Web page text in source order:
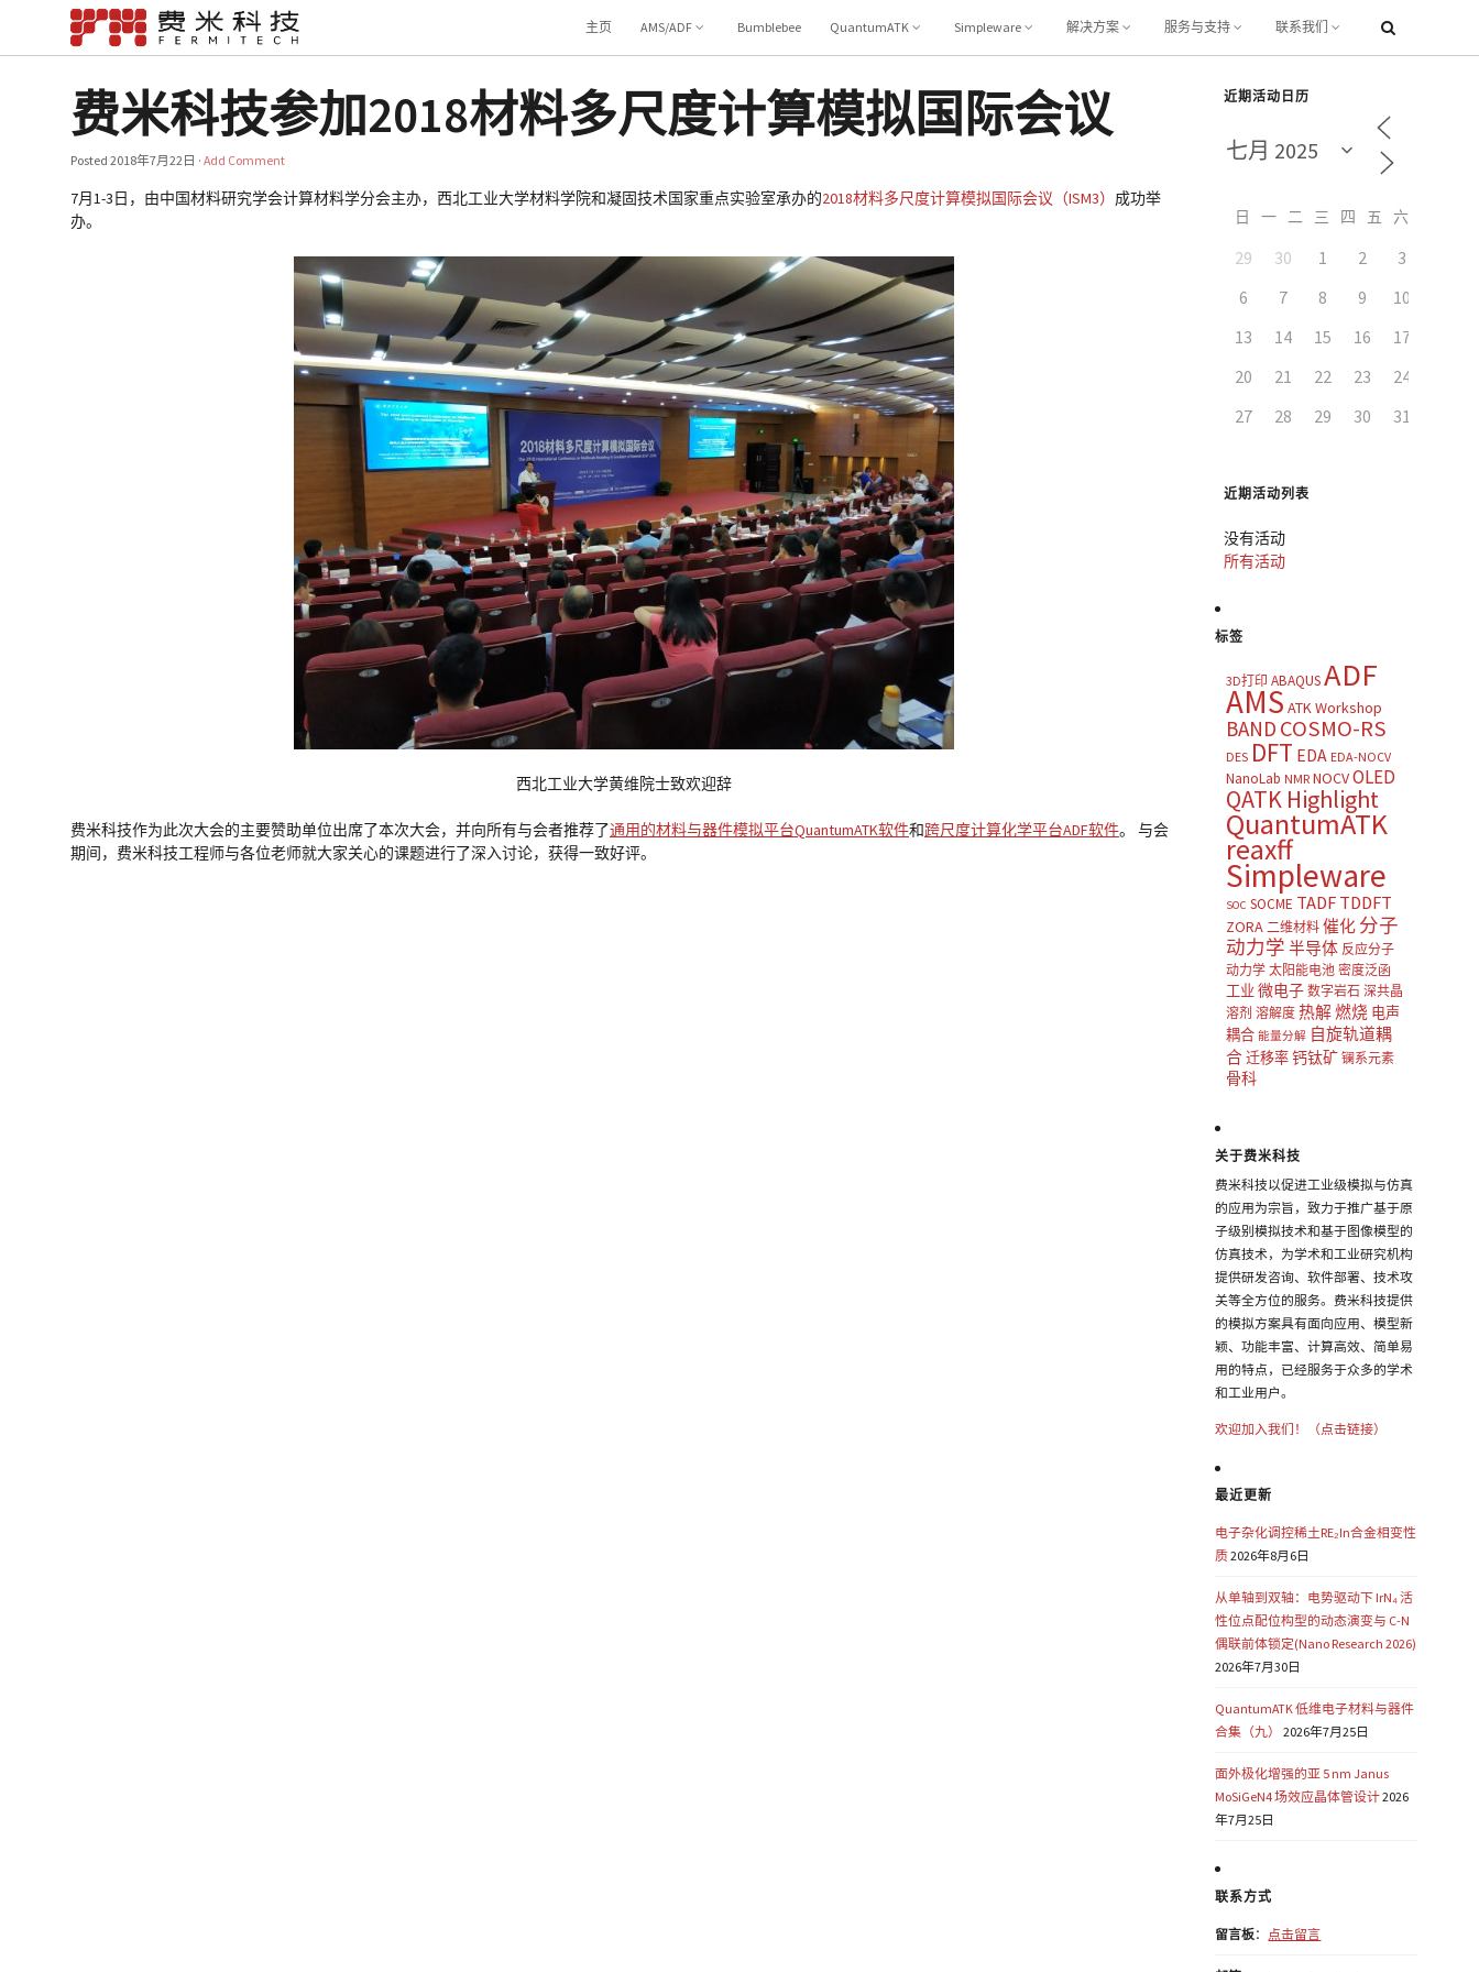
主页 AMS/ADF Bumblebee QuantumATK Simpleware 解决方案 服务与支持 联系我们
费米科技参加2018材料多尺度计算模拟国际会议
Posted2018年7月22日 ·Add Comment
7月1-3日，由中国材料研究学会计算材料学分会主办，西北工业大学材料学院和凝固技术国家重点实验室承办的2018材料多尺度计算模拟国际会议（ISM3） 成功举
办。
西北工业大学黄维院士致欢迎辞
费米科技作为此次大会的主要赞助单位出席了本次大会，并向所有与会者推荐了通用的材料与器件模拟平台QuantumATK软件和跨尺度计算化学平台ADF软件。 与会
期间，费米科技工程师与各位老师就大家关心的课题进行了深入讨论，获得一致好评。
近期活动日历
日 一 二 三 四 五
29 30 1 2 3
6
7 8 9 10
13
14 15 16 17
20
21 22 23 24
27
28 29 30 31
近期活动列表
没有活动
所有活动
标签
3D打印 ABAQUSADF
AMS ATK Workshop
BAND COSMO-RS
DES DFT EDA EDA-NOCV
NanoLab NMR NOCVOLED
QATK Highlight
QuantumATK
reaxff
Simpleware
SOC SOCME TADF TDDFT
ZORA 二维材料 催化 分子
动力学 半导体 反应分子
动力学 太阳能电池 密度泛函
工业 微电子 数字岩石 深共晶
溶剂 溶解度 热解燃烧 电声
耦合 能量分解 自旋轨道耦
合迁移率钙钛矿 镧系元素
骨科
关于费米科技
费米科技以促进工业级模拟与仿真
的应用为宗旨，致力于推广基于原
子级别模拟技术和基于图像模型的
仿真技术，为学术和工业研究机构
提供研发咨询、软件部署、技术攻
关等全方位的服务。费米科技提供
的模拟方案具有面向应用、模型新
颖、功能丰富、计算高效、简单易
用的特点，已经服务于众多的学术
和工业用户。
欢迎加入我们！（点击链接）
最近更新
电子杂化调控稀土RE₂In合金相变性
质2026年8月6日
从单轴到双轴：电势驱动下 IrN₄ 活
性位点配位构型的动态演变与 C-N
偶联前体锁定(Nano Research 2026)
2026年7月30日
QuantumATK 低维电子材料与器件
合集（九）
2026年7月25日
面外极化增强的亚 5 nm Janus
MoSiGeN4 场效应晶体管设计2026
年7月25日
联系方式
留言板： 点击留言